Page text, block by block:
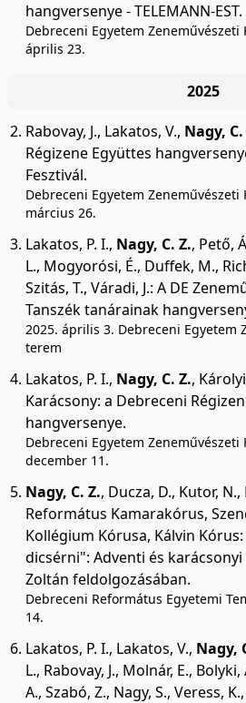
hangversenye - TELEMANN-EST.
Debreceni Egyetem Zeneművészeti
április 23.
2025
Rabovay, J., Lakatos, V., Nagy, C.
Régizene Együttes
Fesztivál.
Debreceni Egyetem Zeneművészeti
március 26.
Lakatos, P. I., Nagy, C. Z., Pető,
L., Mogyorósi, É., Duffek, M.,
Szitás, T., Váradi, J.: A DE
Tanszék tanárainak
2025. április 3. Debreceni Egyetem
terem
Lakatos, P. I., Nagy, C. Z.,
Karácsony: a Debreceni
hangversenye.
Debreceni Egyetem Zeneművészeti
december 11.
Nagy, C. Z., Ducza, D., Kutor, N.,
Református Kamarakórus,
Kollégium Kórusa, Kálvin Kórus:
dicsérni": Adventi és karácsonyi
Zoltán feldolgozásában.
Debreceni Református Egyetemi
14.
Lakatos, P. I., Lakatos, V., Nagy,
L., Rabovay, J., Molnár, E., Bolyki,
A., Szabó, Z., Nagy, S., Veress, K.,